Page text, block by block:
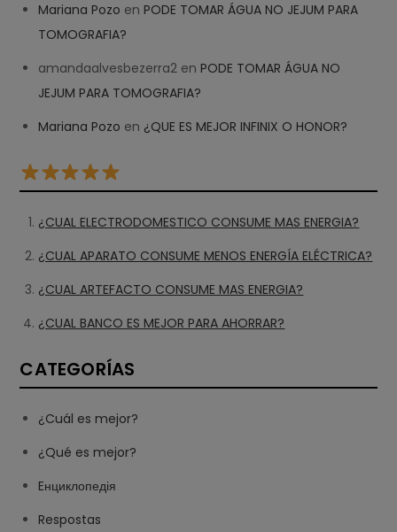
Mariana Pozo enPODE TOMAR ÁGUA NO JEJUM PARA
TOMOGRAFIA?
amandaalvesbezerra2 enPODE TOMAR ÁGUA NO
JEJUM PARA TOMOGRAFIA?
Mariana Pozo en ¿QUE ES MEJOR INFINIX O HONOR?
¿CUAL ELECTRODOMESTICO CONSUME MAS ENERGIA?
¿CUAL APARATO CONSUME MENOS ENERGÍA ELÉCTRICA?
¿CUAL ARTEFACTO CONSUME MAS ENERGIA?
¿CUAL BANCO ES MEJOR PARA AHORRAR?
CATEGORÍAS
¿Cuál es mejor?
¿Qué es mejor?
Eнциклопедія
Respostas